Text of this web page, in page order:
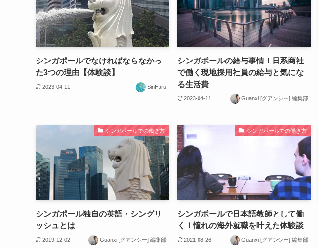
シンガポールでなければならなかっ
た3つの理由【体験談】
2023-04-11 SinHaru
シンガポールの給与事情！日系商社
で働く現地採用社員の給与と気にな
る生活費
2023-04-11 Guanxi [グアンシー] 編集部
シンガポールでの働き方
シンガポール独自の英語・シングリ
ッシュとは
2019-12-02 Guanxi [グアンシー] 編集部
シンガポールでの働き方
シンガポールで日本語教師として働
く！憧れの海外就職を叶えた体験談
2021-08-26 Guanxi [グアンシー] 編集部